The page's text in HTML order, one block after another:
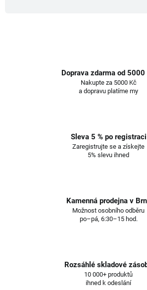
Doprava zdarma od 5000
Nakupte za 5000 Kč
a dopravu platíme my
Sleva 5 % po registraci
Zaregistrujte se a získejte
5% slevu ihned
Kamenná prodejna v
Možnost osobního odběru
po–pá, 6:30–15 hod.
Rozsáhlé skladové
10 000+ produktů
ihned k odeslání